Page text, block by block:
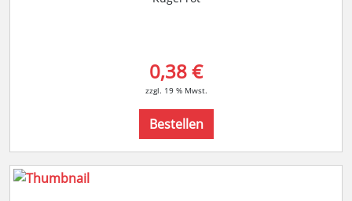
0,38 €
zzgl. 19 % Mwst.
Bestellen